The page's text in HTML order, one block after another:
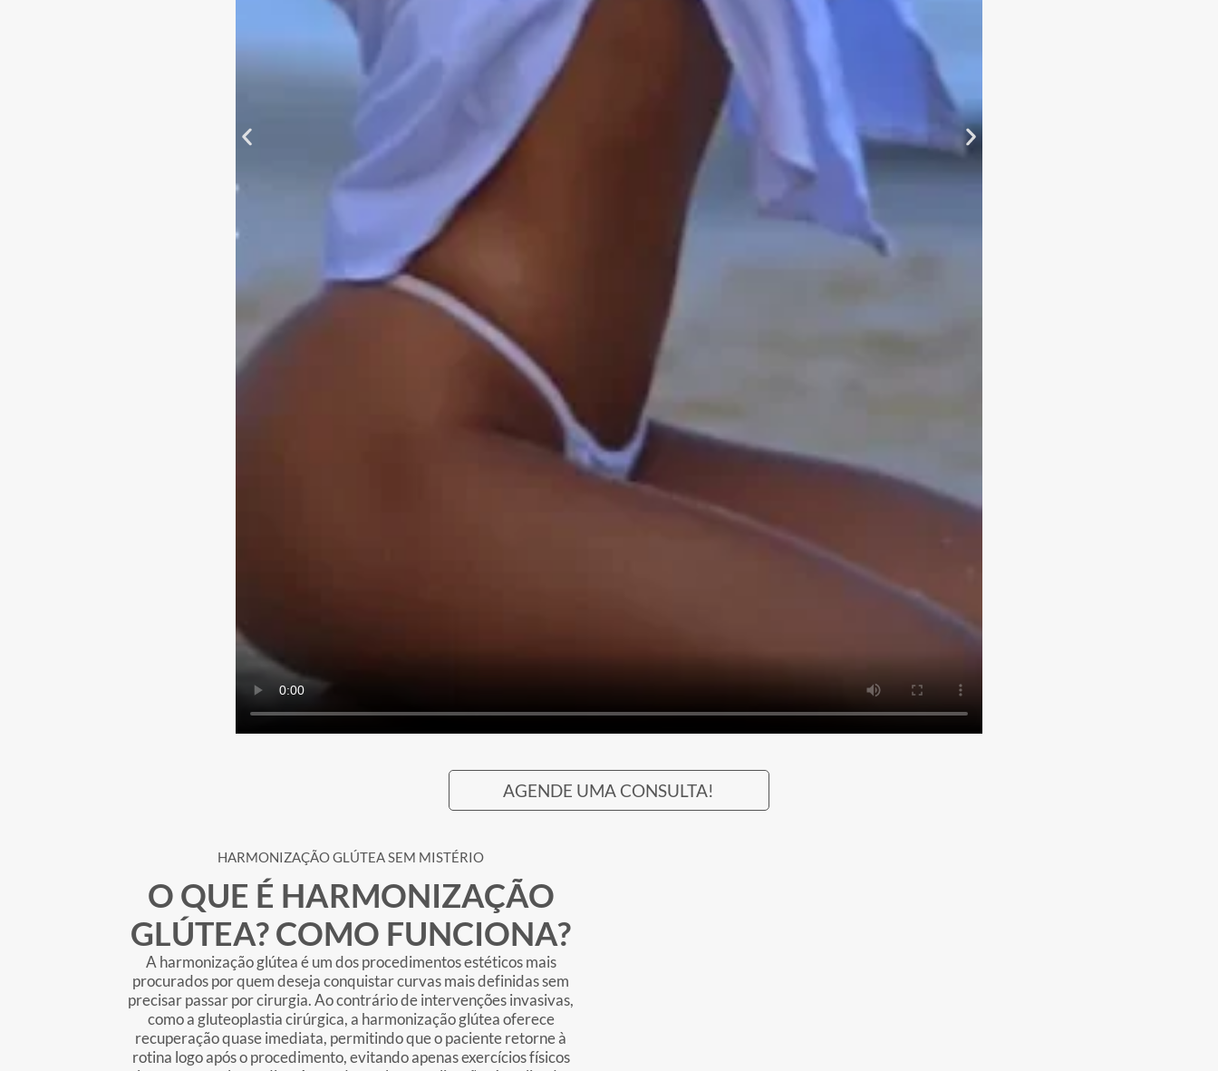
SÓ SERVE PARA DAR VOLUME, AUMENTAR
A harmonização glútea também corrige
assimetrias, melhora o contorno e dá firmeza à
pele, mesmo sem aumentar o volume.
PRONTA PARA SAIR DA TEORIA E IR PARA A PRÁTICA?
FALTA SÓ O PRÓXIMO PASSO:
AGENDE UMA CONSULTA!
SEM CIRURGIA・SEM DOR・SEM CORTES・SEM CICATRIZ
Receba novidades e
condições exclusivas
lançamentos, condições especiais e
conteúdos de cuidado com a pele.